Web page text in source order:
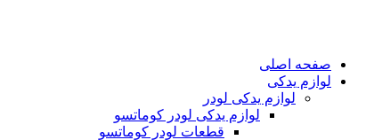
صفحه اصلی
لوازم یدکی
لوازم یدکی لودر
لوازم یدکی لودر کوماتسو
قطعات لودر کوماتسو